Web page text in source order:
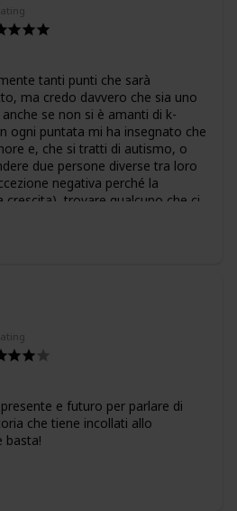
tanti punti che sarà
ma credo davvero che sia uno
se non si è amanti di k-
ogni puntata mi ha insegnato che
e, che si tratti di autismo, o
due persone diverse tra loro
negativa perché la
crescita), trovare qualcuno che ci
non è forse quello che
e futuro per parlare di
che tiene incollati allo
basta!